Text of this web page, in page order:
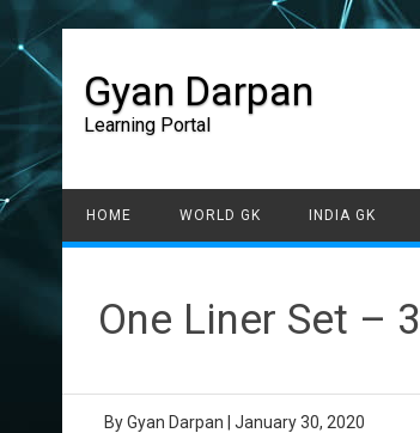
Gyan Darpan
Learning Portal
HOME WORLD GK INDIA GK
One Liner Set –
ByGyan Darpan January 30, 2020